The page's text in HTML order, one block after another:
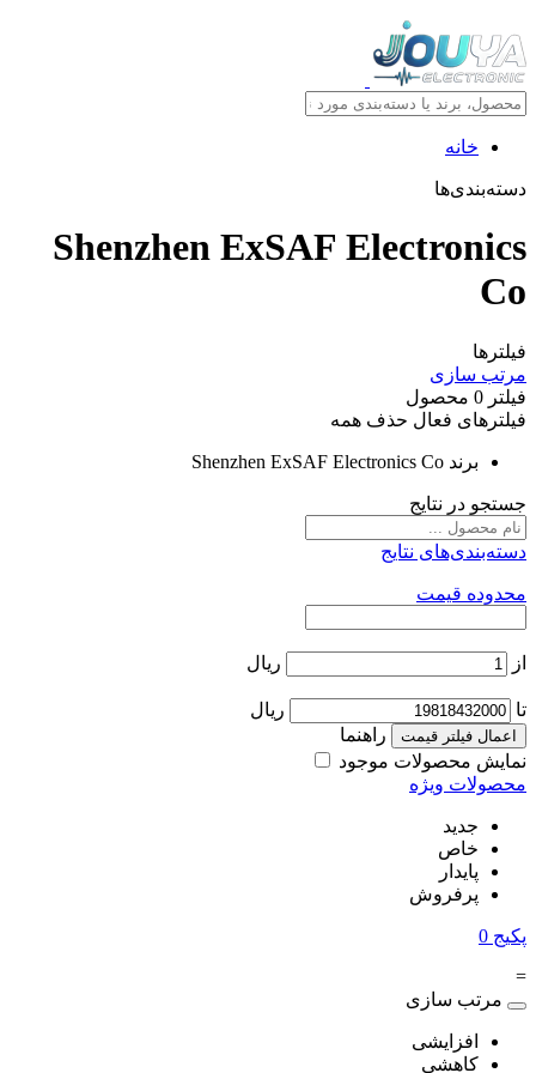
خانه
دسته‌بندی‌ها
Shenzhen ExSAF Electronics
Co
فیلترها
مرتب سازی
فیلتر 0 محصول
فیلترهای فعال حذف همه
برند Shenzhen ExSAF Electronics Co
جستجو در نتایج
دسته‌بندی‌های نتایج
محدوده قیمت
از ریال
تا ریال
اعمال فیلتر قیمت
راهنما
نمایش محصولات موجود
محصولات ویژه
جدید
خاص
پایدار
پرفروش
پکیج 0
=
مرتب سازی
افزایشی
کاهشی